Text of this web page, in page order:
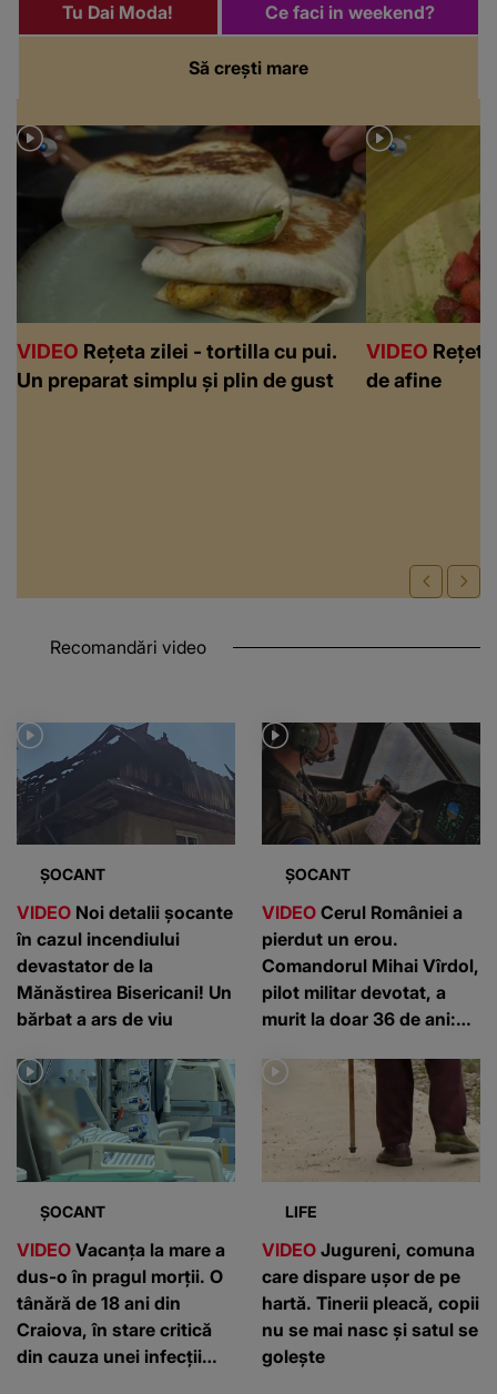
Să crești mare
Tu Dai Moda! Ce faci in weekend?
VIDEO Rețeta zilei - tortilla cu pui.
Un preparat simplu și plin de gust
VIDEO
de afine
Recomandări video
ȘOCANT
VIDEO Noi detalii șocante
în cazul incendiului
devastator de la
Mănăstirea Bisericani! Un
bărbat a ars de viu
ȘOCANT
VIDEO Cerul României a
pierdut un erou.
Comandorul Mihai Vîrdol,
pilot militar devotat, a
murit la doar 36 de ani:
ȘOCANT
VIDEO Vacanța la mare a
dus-o în pragul morții. O
tânără de 18 ani din
Craiova, în stare critică
din cauza unei infecții
LIFE
VIDEO Jugureni, comuna
care dispare ușor de pe
hartă. Tinerii pleacă, copii
nu se mai nasc și satul se
golește